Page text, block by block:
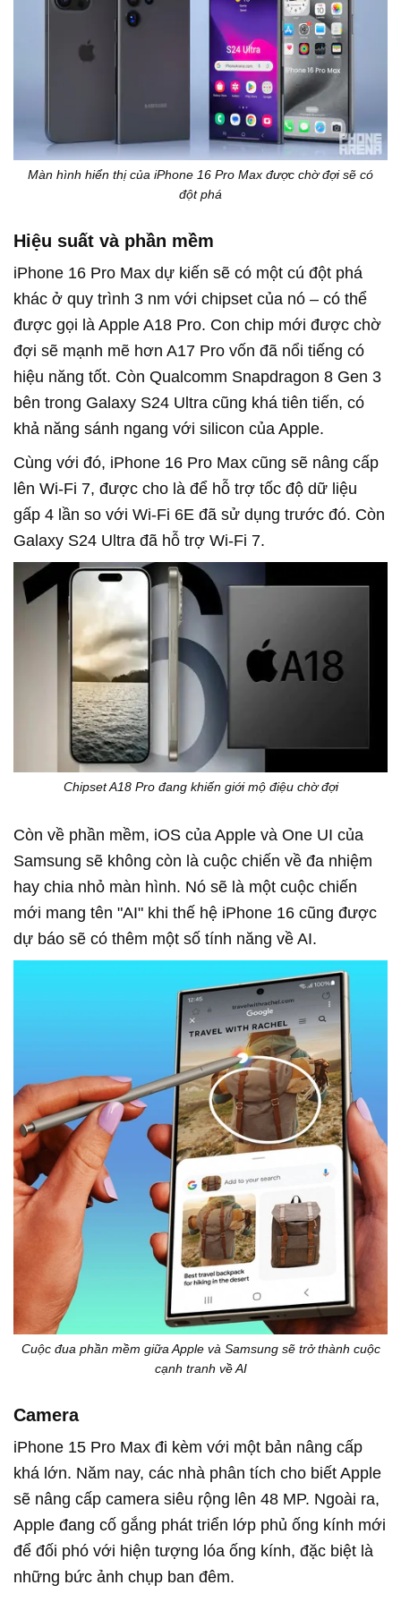
Màn hình hiển thị của iPhone 16 Pro Max được chờ đợi sẽ có
đột phá
Hiệu suất và phần mềm
iPhone 16 Pro Max dự kiến sẽ có một cú đột phá
khác ở quy trình 3 nm với chipset của nó – có thể
được gọi là Apple A18 Pro. Con chip mới được chờ
đợi sẽ mạnh mẽ hơn A17 Pro vốn đã nổi tiếng có
hiệu năng tốt. Còn Qualcomm Snapdragon 8 Gen 3
bên trong Galaxy S24 Ultra cũng khá tiên tiến, có
khả năng sánh ngang với silicon của Apple.
Cùng với đó, iPhone 16 Pro Max cũng sẽ nâng cấp
lên Wi-Fi 7, được cho là để hỗ trợ tốc độ dữ liệu
gấp 4 lần so với Wi-Fi 6E đã sử dụng trước đó. Còn
Galaxy S24 Ultra đã hỗ trợ Wi-Fi 7.
Chipset A18 Pro đang khiến giới mộ điệu chờ đợi
Còn về phần mềm, iOS của Apple và One UI của
Samsung sẽ không còn là cuộc chiến về đa nhiệm
hay chia nhỏ màn hình. Nó sẽ là một cuộc chiến
mới mang tên "AI" khi thế hệ iPhone 16 cũng được
dự báo sẽ có thêm một số tính năng về AI.
Cuộc đua phần mềm giữa Apple và Samsung sẽ trở thành cuộc
cạnh tranh về AI
Camera
iPhone 15 Pro Max đi kèm với một bản nâng cấp
khá lớn. Năm nay, các nhà phân tích cho biết Apple
sẽ nâng cấp camera siêu rộng lên 48 MP. Ngoài ra,
Apple đang cố gắng phát triển lớp phủ ống kính mới
để đối phó với hiện tượng lóa ống kính, đặc biệt là
những bức ảnh chụp ban đêm.